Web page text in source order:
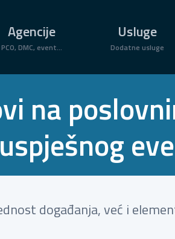
Agencije
PCO, DMC, event...
Usluge
Dodatne usluge
na
događanja, već i